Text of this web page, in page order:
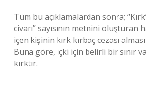
Tüm bu açıklamalardan sonra;
civarı” sayısının metnini oluşturan
içen kişinin kırk kırbaç cezası
Buna göre, içki için belirli bir sınır
kırktır.